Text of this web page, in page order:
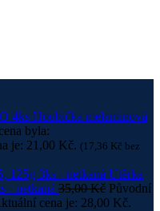
Houbička melaminová
byla:
je: 21,00 Kč. (17,36 Kč bez
Utěrka
- netkaná 35,00Kč Původní
cena je: 28,00 Kč.